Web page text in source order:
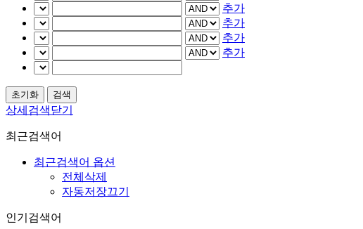
추가
추가
추가
추가
상세검색닫기
최근검색어
최근검색어 옵션
전체삭제
자동저장끄기
인기검색어